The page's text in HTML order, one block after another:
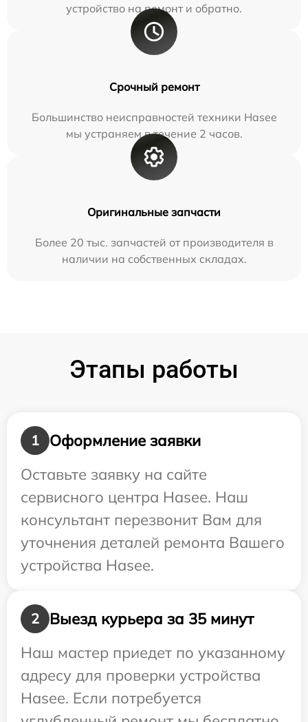
устройство на ремонт и обратно.
Срочный ремонт
Большинство неисправностей техники Hasee
мы устраняем в течение 2 часов.
Оригинальные запчасти
Более 20 тыс. запчастей от производителя в
наличии на собственных складах.
Этапы работы
1
Оформление заявки
Оставьте заявку на сайте
сервисного центра Hasee. Наш
консультант перезвонит Вам для
уточнения деталей ремонта Вашего
устройства Hasee.
2
Выезд курьера за 35 минут
Наш мастер приедет по указанному
адресу для проверки устройства
Hasee. Если потребуется